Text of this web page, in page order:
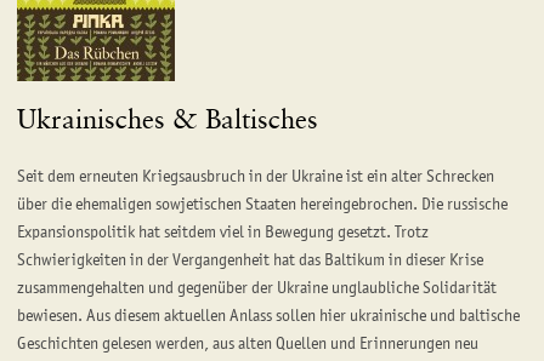
Ukrainisches & Baltisches
Seit dem erneuten Kriegsausbruch in der Ukraine ist ein alter Schrecken
über die ehemaligen sowjetischen Staaten hereingebrochen. Die russische
Expansionspolitik hat seitdem viel in Bewegung gesetzt. Trotz
Schwierigkeiten in der Vergangenheit hat das Baltikum in dieser Krise
zusammengehalten und gegenüber der Ukraine unglaubliche Solidarität
bewiesen. Aus diesem aktuellen Anlass sollen hier ukrainische und baltische
Geschichten gelesen werden, aus alten Quellen und Erinnerungen neu